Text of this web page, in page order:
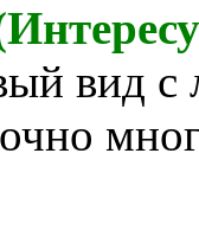
вид